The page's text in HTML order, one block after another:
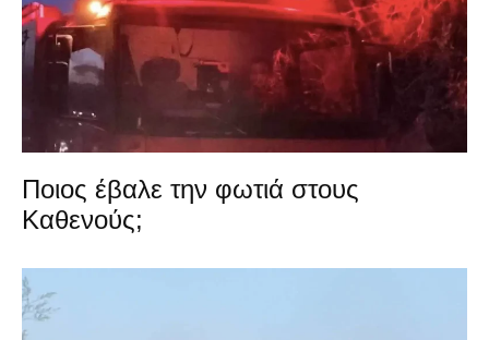
Ποιος έβαλε την φωτιά στους
Καθενούς;